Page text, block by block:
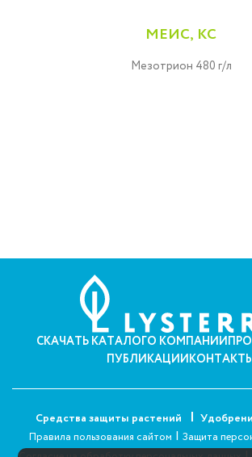
МЕИС, КС
Мезотрион 480 г/л
СКАЧАТЬ КАТАЛОГО КОМПАНИИ
ПУБЛИКАЦИИ
Средства защиты растений
Правила пользования сайтом | Защита